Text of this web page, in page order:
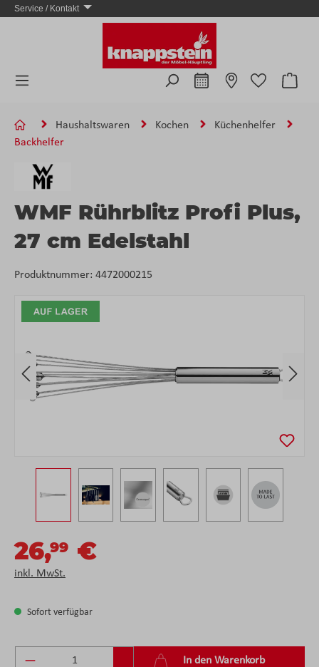
Zum Hauptinhalt springen
Service / Kontakt
Haushaltswaren Kochen
Küchenhelfer
Backhelfer
Bildergalerie überspringen
WMF Rührblitz Profi Plus,
27 cm Edelstahl
Produktnummer: 4472000215
26,99 €
inkl. MwSt.
Sofort verfügbar
Produkt Anzahl: Gib den gewünschten Wert
In den Warenkorb